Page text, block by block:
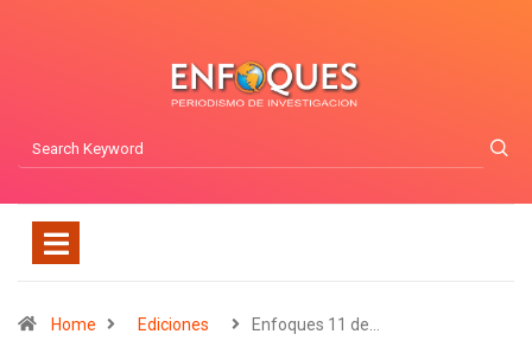
Home Ediciones Enfoques 11 de…